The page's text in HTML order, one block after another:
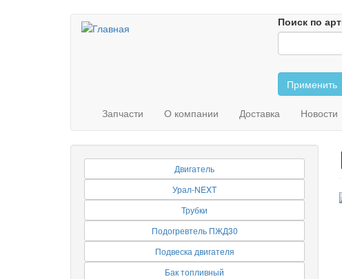
Поиск по
Применить
Запчасти О компании Доставка Новости
Двигатель
Урал-NEXT
Трубки
Подогревтель ПЖД30
Подвеска двигателя
Бак топливный